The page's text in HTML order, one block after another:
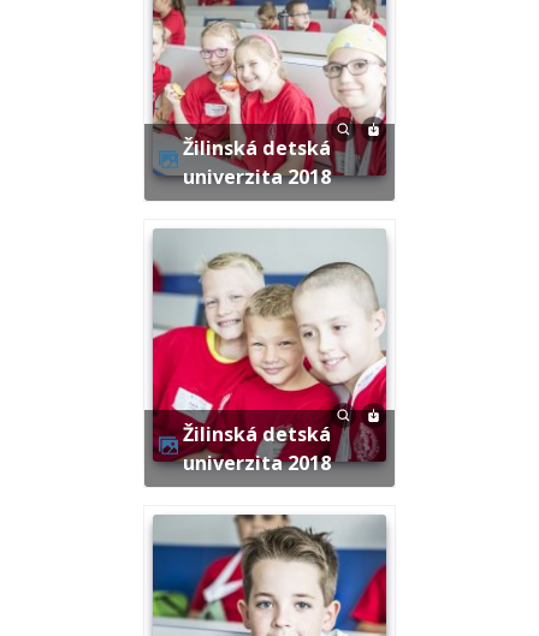
Žilinská detská
univerzita 2018
Žilinská detská
univerzita 2018